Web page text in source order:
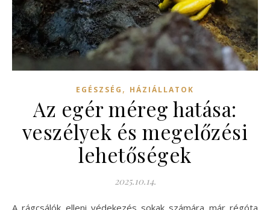
EGÉSZSÉG , HÁZIÁLLATOK
Az egér méreg hatása:
veszélyek és megelőzési
lehetőségek
2025.10.14.